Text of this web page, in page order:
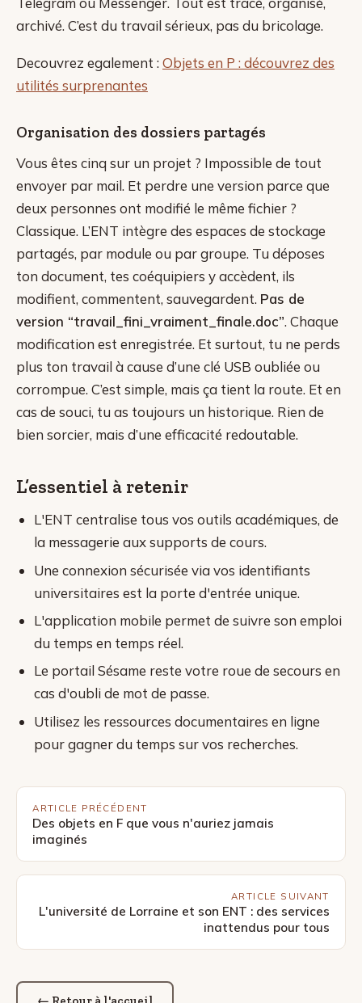
archivé. C’est du travail sérieux, pas du bricolage.
Decouvrez egalement :Objets en P : découvrez des
utilités surprenantes
Organisation des dossiers partagés
Vous êtes cinq sur un projet ? Impossible de tout
envoyer par mail. Et perdre une version parce que
deux personnes ont modifié le même fichier ?
Classique. L’ENT intègre des espaces de stockage
partagés, par module ou par groupe. Tu déposes
ton document, tes coéquipiers y accèdent, ils
modifient, commentent, sauvegardent. Pas de
version “travail_fini_vraiment_finale.doc”. Chaque
modification est enregistrée. Et surtout, tu ne perds
plus ton travail à cause d’une clé USB oubliée ou
corrompue. C’est simple, mais ça tient la route. Et en
cas de souci, tu as toujours un historique. Rien de
bien sorcier, mais d’une efficacité redoutable.
L’essentiel à retenir
L'ENT centralise tous vos outils académiques, de
la messagerie aux supports de cours.
Une connexion sécurisée via vos identifiants
universitaires est la porte d'entrée unique.
L'application mobile permet de suivre son emploi
du temps en temps réel.
Le portail Sésame reste votre roue de secours en
cas d'oubli de mot de passe.
Utilisez les ressources documentaires en ligne
pour gagner du temps sur vos recherches.
ARTICLE PRÉCÉDENT
Des objets en F que vous n'auriez jamais
imaginés
ARTICLE SUIVANT
L'université de Lorraine et son ENT : des services
inattendus pour tous